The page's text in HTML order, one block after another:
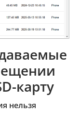
карту
нельзя